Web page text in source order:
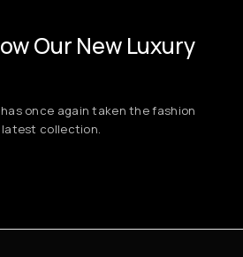
Our New Luxury
once again taken the fashion
latest collection.